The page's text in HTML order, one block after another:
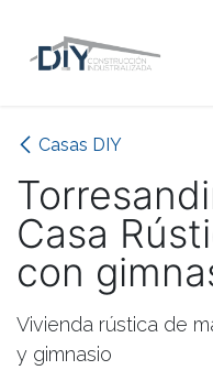
Casas DIY
Casa
con
Vivienda rústica de
y gimnasio